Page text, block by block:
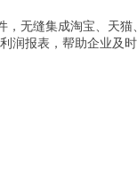
无缝集成淘宝、天
润报表，帮助企业及